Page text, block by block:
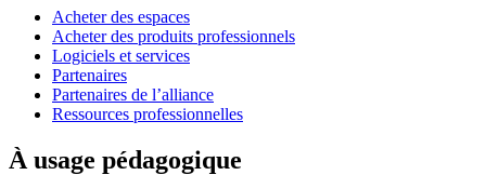
Acheter des espaces
Acheter des produits professionnels
Logiciels et services
Partenaires
Partenaires de l’alliance
Ressources professionnelles
À usage pédagogique